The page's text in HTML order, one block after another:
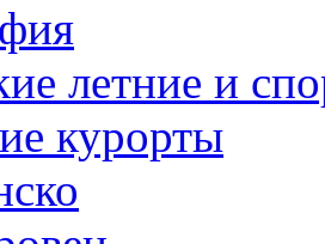
летние и
курорты